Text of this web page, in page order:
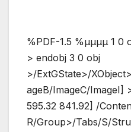
%PDF-1.5 %µµµµ 1 0
> endobj 3 0 obj
>/ExtGState>/
ageB/ImageC/ImageI]
595.32 841.92] /
R/Group>/Tabs/S/